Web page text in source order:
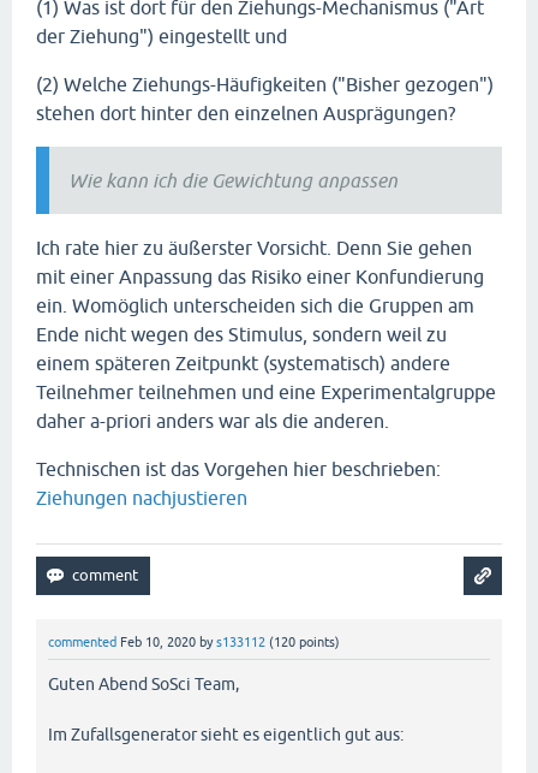
(1) Was ist dort für den Ziehungs-Mechanismus ("Art
der Ziehung") eingestellt und
(2) Welche Ziehungs-Häufigkeiten ("Bisher gezogen")
stehen dort hinter den einzelnen Ausprägungen?
Wie kann ich die Gewichtung anpassen
Ich rate hier zu äußerster Vorsicht. Denn Sie gehen
mit einer Anpassung das Risiko einer Konfundierung
ein. Womöglich unterscheiden sich die Gruppen am
Ende nicht wegen des Stimulus, sondern weil zu
einem späteren Zeitpunkt (systematisch) andere
Teilnehmer teilnehmen und eine Experimentalgruppe
daher a-priori anders war als die anderen.
Technischen ist das Vorgehen hier beschrieben:
Ziehungen nachjustieren
commented Feb 10, 2020 bys133112 (120 points)
Guten Abend SoSci Team,
Im Zufallsgenerator sieht es eigentlich gut aus: